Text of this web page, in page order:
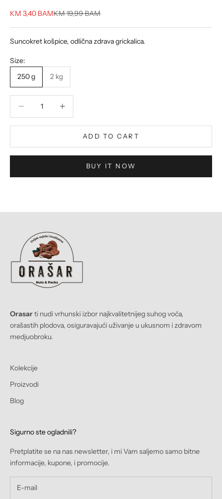
Sale price
KM 3,40 BAMRegular price
KM 19,99 BAM
Suncokret košpice, odlična zdrava grickalica.
Size:
250 g
2 kg
ADD TO CART
BUY IT NOW
Orasarti nudi vrhunski izbor najkvalitetnijeg suhog voća,
orašastih plodova, osiguravajući uživanje u ukusnom i zdravom
medjuobroku.
Kolekcije
Proizvodi
Blog
Sigurno ste ogladnili?
Pretplatite se na nas newsletter, i mi Vam saljemo samo bitne
informacije, kupone, i promocije.